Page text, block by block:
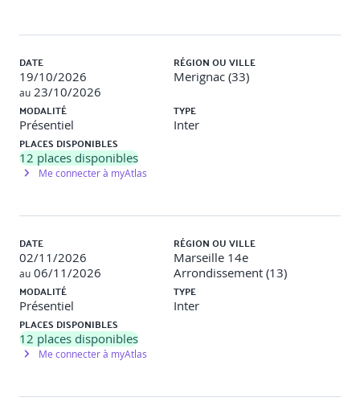
sécurité
Exercices pratiques : gestion des accès, sauvegardes,
Journalisation, gestion des incidents
JOUR 4 : Évaluation, amélioration et préparation à
la certification
Module 13 – Surveillance et mesure
Module 14 – Revue de direction et amélioration
continue
Réunion de direction, non-conformités, actions
Module 15 – Préparation à la certification
preuves, audit de certification
DATE
19/10/2026
au 23/10/2026
RÉGION OU VILLE
Merignac (33)
MODALITÉ
Présentiel
TYPE
Inter
PLACES DISPONIBLES
12 places disponibles
Me connecter à myAtlas
DATE
02/11/2026
au 06/11/2026
RÉGION OU VILLE
Marseille 14e
Arrondissement (13)
MODALITÉ
Présentiel
TYPE
Inter
PLACES DISPONIBLES
12 places disponibles
Me connecter à myAtlas